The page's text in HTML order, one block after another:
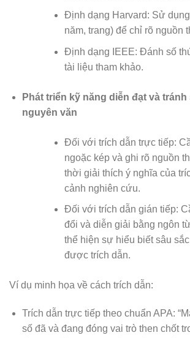
Định dạng Harvard: Sử
năm, trang) để chỉ rõ nguồn
Định dạng IEEE: Đánh số
tài liệu tham khảo.
Phát triển kỹ năng diễn đạt và tránh
nguyên văn
Đối với trích dẫn trực tiếp:
ngoặc kép và ghi rõ nguồn
thời giải thích ý nghĩa của
cảnh nghiên cứu.
Đối với trích dẫn gián tiếp:
đổi và diễn giải bằng ngôn
thể hiện sự hiểu biết sâu
được trích dẫn.
Ví dụ minh họa về cách trích dẫn:
Trích dẫn trực tiếp theo chuẩn APA:
số đã và đang đóng vai trò then chốt